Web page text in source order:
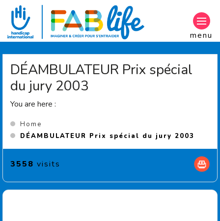
Aller au contenu principal
menu
DÉAMBULATEUR Prix spécial
du jury 2003
You are here :
Home
DÉAMBULATEUR Prix spécial du jury 2003
3558 visits